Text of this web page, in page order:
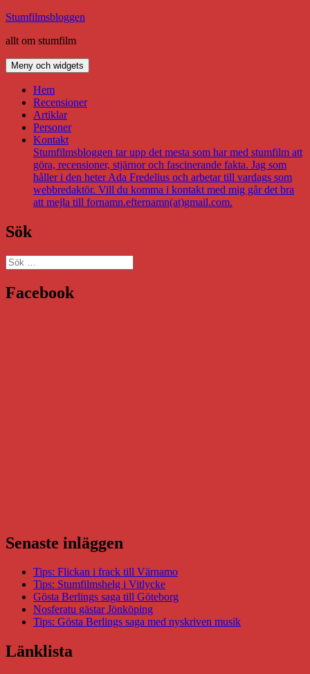
Hoppa
innehåll
Stumfilmsbloggen
allt om stumfilm
Meny och widgets
Hem
Recensioner
Artiklar
Personer
Kontakt
Stumfilmsbloggen tar upp det mesta som har med stumfilm att
göra, recensioner, stjärnor och fascinerande fakta. Jag som
håller i den heter Ada Fredelius och arbetar till vardags som
webbredaktör. Vill du komma i kontakt med mig går det bra
att mejla till fornamn.efternamn(at)gmail.com.
Sök
Sök
efter:
Facebook
Senaste inläggen
Tips: Flickan i frack till Värnamo
Tips: Stumfilmshelg i Vitlycke
Gösta Berlings saga till Göteborg
Nosferatu gästar Jönköping
Tips: Gösta Berlings saga med nyskriven musik
Länklista